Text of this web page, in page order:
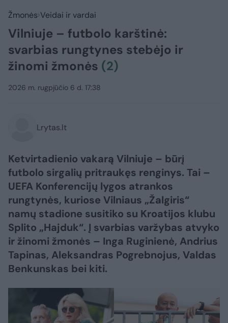
Žmonės Veidai ir vardai
Vilniuje – futbolo karštinė:
svarbias rungtynes stebėjo ir
žinomi žmonės (2)
2026 m. rugpjūčio 6 d. 17:38
Lrytas.lt
Ketvirtadienio vakarą Vilniuje – būrį
futbolo sirgalių pritraukęs renginys. Tai –
UEFA Konferencijų lygos atrankos
rungtynės, kuriose Vilniaus „Žalgiris“
namų stadione susitiko su Kroatijos klubu
Splito „Hajduk“. Į svarbias varžybas atvyko
ir žinomi žmonės – Inga Ruginienė, Andrius
Tapinas, Aleksandras Pogrebnojus, Valdas
Benkunskas bei kiti.